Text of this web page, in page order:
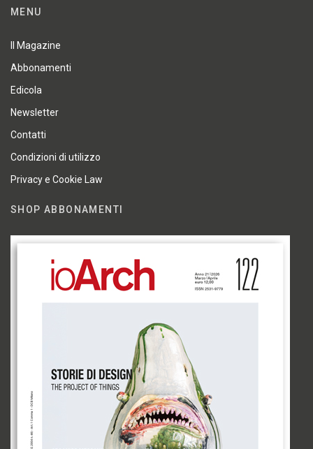
MENU
Il Magazine
Abbonamenti
Edicola
Newsletter
Contatti
Condizioni di utilizzo
Privacy e Cookie Law
SHOP ABBONAMENTI